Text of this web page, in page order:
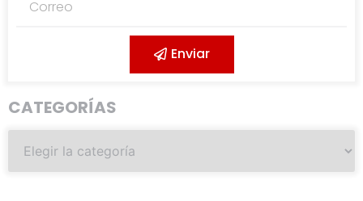
Enviar
CATEGORÍAS